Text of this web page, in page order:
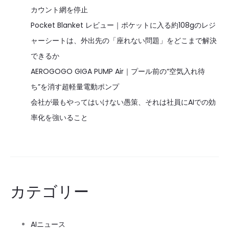
カウント網を停止
Pocket Blanket レビュー｜ポケットに入る約108gのレジ
ャーシートは、外出先の「座れない問題」をどこまで解決
できるか
AEROGOGO GIGA PUMP Air｜プール前の“空気入れ待
ち”を消す超軽量電動ポンプ
会社が最もやってはいけない愚策、それは社員にAIでの効
率化を強いること
カテゴリー
AIニュース